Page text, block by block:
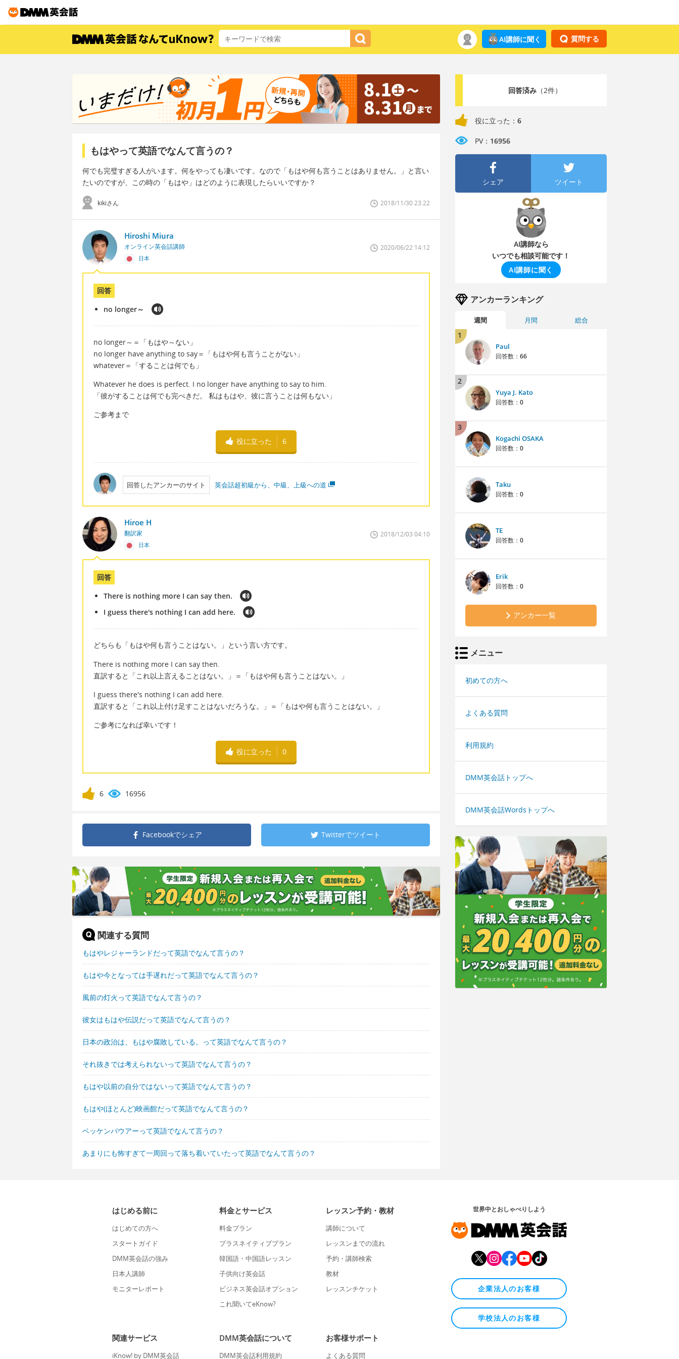
質問する
AI講師に聞く
もはやって英語でなんて言うの？
何でも完璧すぎる人がいます。何をやっても凄いです。なので「もはや何も言うことはありません。」と言い
たいのですが、この時の「もはや」はどのように表現したらいいですか？
kikiさん 2018/11/30 23:22
Hiroshi Miura
オンライン英会話講師
日本
2020/06/22 14:12
回答
no longer～
no longer～＝「もはや～ない」
no longer have anything to say＝「もはや何も言うことがない」
whatever＝「することは何でも」
Whatever he does is perfect. I no longer have anything to say to him.
「彼がすることは何でも完ぺきだ。 私はもはや、彼に言うことは何もない」
ご参考まで
役に立った 6
回答したアンカーのサイト 英会話超初級から、中級、上級への道
Hiroe H
翻訳家
日本
2018/12/03 04:10
回答
There is nothing more I can say then.
I guess there's nothing I can add here.
どちらも「もはや何も言うことはない。」という言い方です。
There is nothing more I can say then.
直訳すると「これ以上言えることはない。」＝「もはや何も言うことはない。」
I guess there's nothing I can add here.
直訳すると「これ以上付け足すことはないだろうな。」＝「もはや何も言うことはない。」
ご参考になれば幸いです！
役に立った 0
6 16956
Facebookでシェア Twitterでツイート
関連する質問
もはやレジャーランドだって英語でなんて言うの？
もはや今となっては手遅れだって英語でなんて言うの？
風前の灯火って英語でなんて言うの？
彼女はもはや伝説だって英語でなんて言うの？
日本の政治は、もはや腐敗している。って英語でなんて言うの？
それ抜きでは考えられないって英語でなんて言うの？
もはや以前の自分ではないって英語でなんて言うの？
もはや(ほとんど)映画館だって英語でなんて言うの？
ベッケンバウアーって英語でなんて言うの？
あまりにも怖すぎて一周回って落ち着いていたって英語でなんて言うの？
回答済み（2件）
役に立った： 6
PV： 16956
シェア ツイート
AI講師なら
いつでも相談可能です！
AI講師に聞く
アンカーランキング
週間 月間 総合
1
Paul
回答数： 66
2
Yuya J. Kato
回答数： 0
3
Kogachi OSAKA
回答数： 0
Taku
回答数： 0
TE
回答数： 0
Erik
回答数： 0
アンカー一覧
メニュー
初めての方へ
よくある質問
利用規約
DMM英会話トップへ
DMM英会話Wordsトップへ
はじめる前に
はじめての方へ
スタートガイド
DMM英会話の強み
日本人講師
モニターレポート
料金とサービス
料金プラン
プラスネイティブプラン
韓国語・中国語レッスン
子供向け英会話
ビジネス英会話オプション
これ聞いてeKnow?
レッスン予約・教材
講師について
レッスンまでの流れ
予約・講師検索
教材
レッスンチケット
関連サービス
iKnow! by DMM英会話
DMM英会話について
DMM英会話利用規約
お客様サポート
よくある質問
世界中とおしゃべりしよう
企業法人のお客様
学校法人のお客様